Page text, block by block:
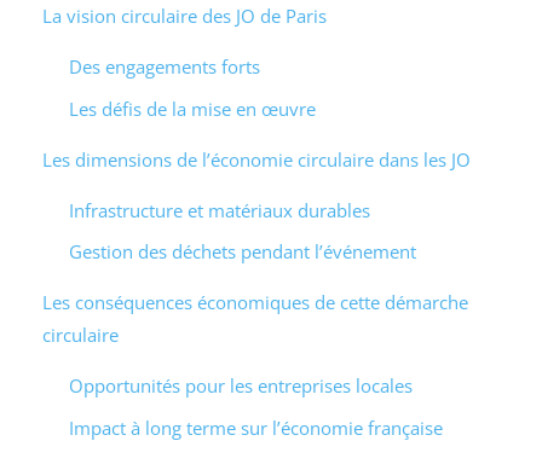
La vision circulaire des JO de Paris
Des engagements forts
Les défis de la mise en œuvre
Les dimensions de l’économie circulaire dans les JO
Infrastructure et matériaux durables
Gestion des déchets pendant l’événement
Les conséquences économiques de cette démarche
circulaire
Opportunités pour les entreprises locales
Impact à long terme sur l’économie française